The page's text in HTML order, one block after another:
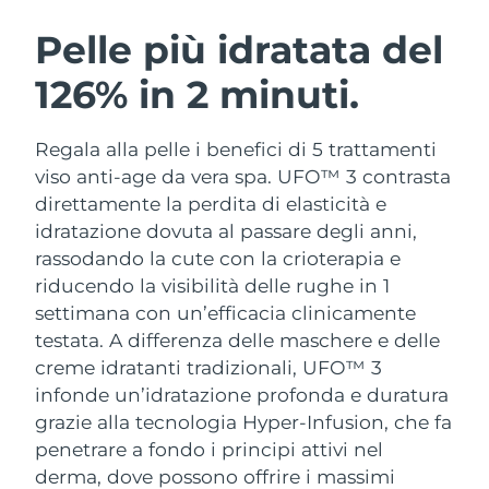
Pelle più idratata del
126% in 2 minuti.
Regala alla pelle i benefici di 5 trattamenti
viso anti-age da vera spa. UFO™ 3 contrasta
direttamente la perdita di elasticità e
idratazione dovuta al passare degli anni,
rassodando la cute con la crioterapia e
riducendo la visibilità delle rughe in 1
settimana con un’efficacia clinicamente
testata. A differenza delle maschere e delle
creme idratanti tradizionali, UFO™ 3
infonde un’idratazione profonda e duratura
grazie alla tecnologia Hyper-Infusion, che fa
penetrare a fondo i principi attivi nel
derma, dove possono offrire i massimi
LUNA™ 4 pacchetto
Anti-aging massage
LUNA™ 4 Plus
Massage, LED heating
LUNA™ 4 Men
For men, anti-aging massage
BEAR™ 2 pacchetto
Microcurrent toning
BEAR™ 2 go
Microcurrent toning on-the-go
BEAR™ 2 eyes & lips
Microcurrent line smoothing device
Idratazione
UFO™ 3 pacchetto
Deep facial hydration
UFO™ 3 LED
Near-infrared and red light therapy
device
Igiene orale
issa™ 4
Hybrid silicone sonic toothbrush
issa™ 4 plus
Smart hybrid silicone sonic toothbrush
TRATTAMENTI ANTI-AGE FAQ™
Anti-age Trattamenti LED
NEW
Austria Consegna stimata 8/9/26
Bahrein Consegna stimata
Belgio
Bermuda Consegna stimata8/15/26
Bosnia ed
Erzegovina
Consegna stimata
Brunei Consegna stimata8/14/26
Bulgaria Consegna stimata
Canada Consegna stimata8/13/26
Cile Consegna stimata